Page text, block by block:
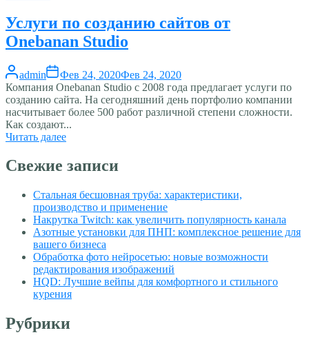
Услуги по созданию сайтов от
Onebanan Studio
admin Фев 24, 2020Фев 24, 2020
Компания Onebanan Studio с 2008 года предлагает услуги по
созданию сайта. На сегодняшний день портфолио компании
насчитывает более 500 работ различной степени сложности.
Как создают...
Читать далее
Свежие записи
Стальная бесшовная труба: характеристики,
производство и применение
Накрутка Twitch: как увеличить популярность канала
Азотные установки для ПНП: комплексное решение для
вашего бизнеса
Обработка фото нейросетью: новые возможности
редактирования изображений
HQD: Лучшие вейпы для комфортного и стильного
курения
Рубрики